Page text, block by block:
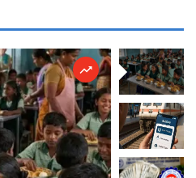
राष्ट्रीय